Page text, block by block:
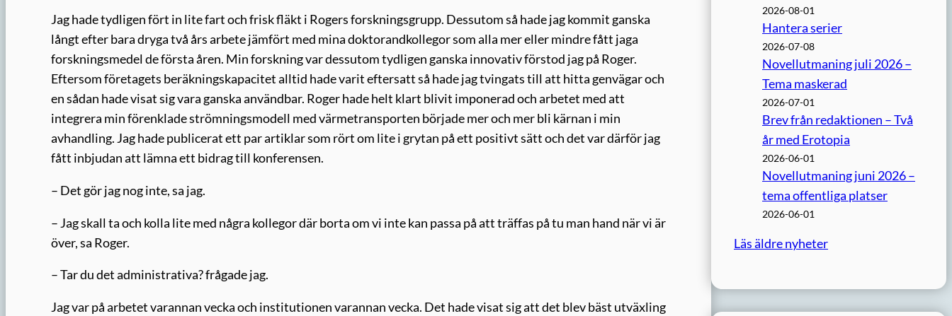
Jag hade tydligen fört in lite fart och frisk fläkt i Rogers forskningsgrupp. Dessutom så hade jag kommit ganska
långt efter bara dryga två års arbete jämfört med mina doktorandkollegor som alla mer eller mindre fått jaga
forskningsmedel de första åren. Min forskning var dessutom tydligen ganska innovativ förstod jag på Roger.
Eftersom företagets beräkningskapacitet alltid hade varit eftersatt så hade jag tvingats till att hitta genvägar och
en sådan hade visat sig vara ganska användbar. Roger hade helt klart blivit imponerad och arbetet med att
integrera min förenklade strömningsmodell med värmetransporten började mer och mer bli kärnan i min
avhandling. Jag hade publicerat ett par artiklar som rört om lite i grytan på ett positivt sätt och det var därför jag
fått inbjudan att lämna ett bidrag till konferensen.
– Det gör jag nog inte, sa jag.
– Jag skall ta och kolla lite med några kollegor där borta om vi inte kan passa på att träffas på tu man hand när vi är
över, sa Roger.
– Tar du det administrativa? frågade jag.
Jag var på arbetet varannan vecka och institutionen varannan vecka. Det hade visat sig att det blev bäst utväxling
2026-08-01
Hantera serier
2026-07-08
Novellutmaning juli 2026 –
Tema maskerad
2026-07-01
Brev från redaktionen – Två
år med Erotopia
2026-06-01
Novellutmaning juni 2026 –
tema offentliga platser
2026-06-01
Läs äldre nyheter